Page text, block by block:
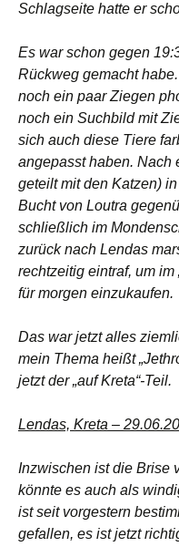
Schlagseite hatte er
Es war schon gegen
Rückweg gemacht
noch ein paar Ziegen
noch ein Suchbild mit
sich auch diese Tiere
angepasst haben. Nach
geteilt mit den Katzen)
Bucht von Loutra
schließlich im
zurück nach Lendas
rechtzeitig eintraf, um im
für morgen einzukaufen.
Das war jetzt alles
mein Thema heißt
jetzt der „auf Kreta“-Teil.
Lendas, Kreta –
Inzwischen ist die Brise
könnte es auch als
ist seit vorgestern
gefallen, es ist jetzt